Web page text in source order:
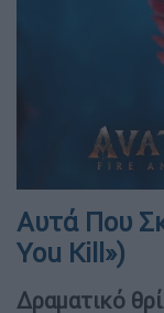
Αυτά Που
You Kill»)
Δραματικό